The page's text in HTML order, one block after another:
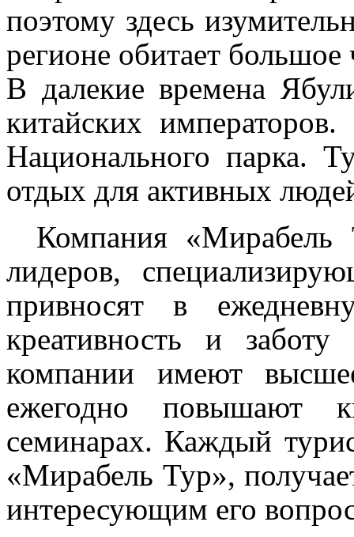
поэтому здесь
регионе обитает большое
В далекие времена
китайских
Национального парка.
отдых для активных
Компания
лидеров,
привносят в
креативность и
компании имеют
ежегодно повышают
семинарах. Каждый
«Мирабель Тур»,
интересующим его